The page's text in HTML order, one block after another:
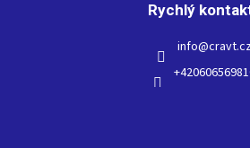
Rychlý
info@